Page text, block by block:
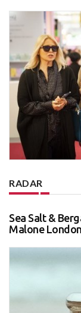
RADAR
Sea Salt &
Malone London